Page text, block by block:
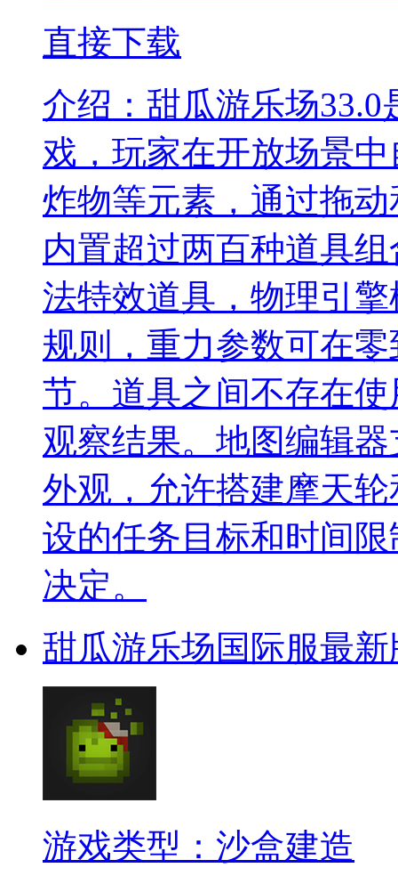
直接下载
介绍： 甜瓜游乐场
戏，玩家在开放场景
炸物等元素，通过拖
内置超过两百种道具
法特效道具，物理引
规则，重力参数可在
节。道具之间不存在
观察结果。地图编辑
外观，允许搭建摩天
设的任务目标和时间
决定。
甜瓜游乐场国际服最新
游戏类型：沙盒建造